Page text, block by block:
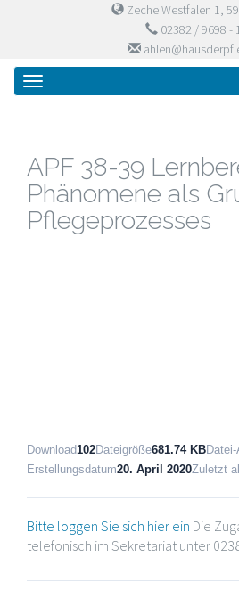
Zeche Westfalen 1,
02382 / 9698 -
Primary
Menu
Skip
Haus der Pflege
APF 38-39
Phänomene als
Pflegeprozesses
Download102Dateigröße681.74 KBDatei-
Erstellungsdatum20. April 2020Zuletzt
Bitte loggen Sie sich hier ein Die
telefonisch im Sekretariat unter